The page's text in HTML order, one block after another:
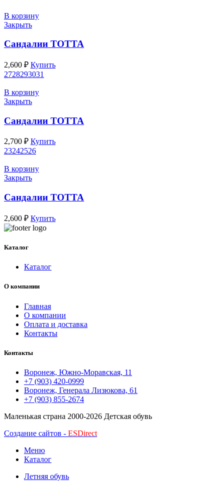
В корзину
Закрыть
Сандалии ТОТТА
2,600 ₽ Купить
2728293031
В корзину
Закрыть
Сандалии ТОТТА
2,700 ₽ Купить
23242526
В корзину
Закрыть
Сандалии ТОТТА
2,600 ₽ Купить
Каталог
Каталог
О компании
Главная
О компании
Оплата и доставка
Контакты
Контакты
Воронеж, Южно-Моравская, 11
+7 (903) 420-0999
Воронеж, Генерала Лизюкова, 61
+7 (903) 855-2674
Маленькая страна 2000-2026 Детская обувь
Создание сайтов - ESDirect
Меню
Каталог
Летняя обувь